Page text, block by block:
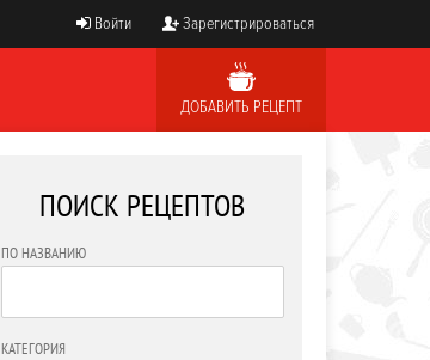
Войти Зарегистрироваться
ДОБАВИТЬ РЕЦЕПТ
ПОИСК РЕЦЕПТОВ
ПО НАЗВАНИЮ
КАТЕГОРИЯ